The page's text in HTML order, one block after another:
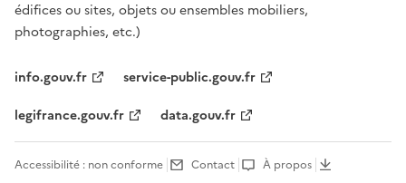
édifices ou sites, objets ou ensembles mobiliers,
photographies, etc.)
info.gouv.fr
service-public.gouv.fr
legifrance.gouv.fr
data.gouv.fr
Accessibilité : non conforme Contact À propos